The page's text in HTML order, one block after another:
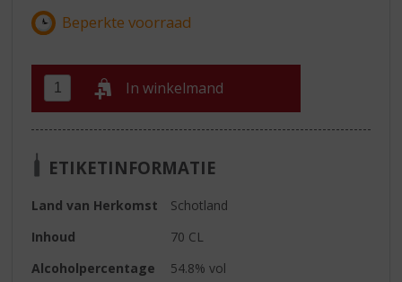
In winkelmand
ETIKETINFORMATIE
Land van Herkomst
Schotland
Inhoud
70 CL
Alcoholpercentage
54.8% vol